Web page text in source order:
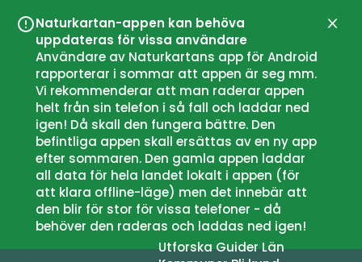
Naturkartan-appen kan behöva
uppdateras för vissa användare
Användare av Naturkartans app för Android
rapporterar i sommar att appen är seg mm.
Vi rekommenderar att man raderar appen
helt från sin telefon i så fall och laddar ned
igen! Då skall den fungera bättre. Den
befintliga appen skall ersättas av en ny app
efter sommaren. Den gamla appen laddar
all data för hela landet lokalt i appen (för
att klara offline-läge) men det innebär att
den blir för stor för vissa telefoner - då
behöver den raderas och laddas ned igen!
UtforskaGuiderLän